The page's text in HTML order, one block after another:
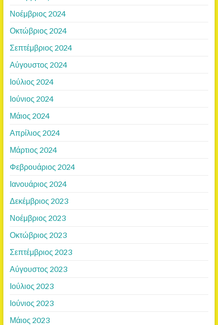
Νοέμβριος 2024
Οκτώβριος 2024
Σεπτέμβριος 2024
Αύγουστος 2024
Ιούλιος 2024
Ιούνιος 2024
Μάιος 2024
Απρίλιος 2024
Μάρτιος 2024
Φεβρουάριος 2024
Ιανουάριος 2024
Δεκέμβριος 2023
Νοέμβριος 2023
Οκτώβριος 2023
Σεπτέμβριος 2023
Αύγουστος 2023
Ιούλιος 2023
Ιούνιος 2023
Μάιος 2023